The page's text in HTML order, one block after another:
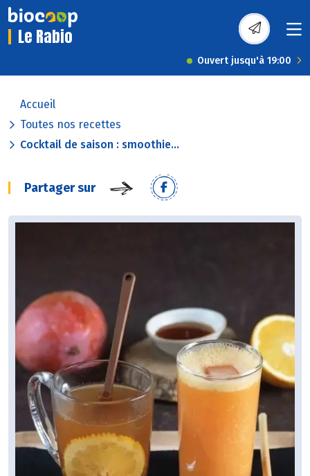
Le Rabio
Ouvert jusqu'à 19:00
Accueil
Toutes nos recettes
Cocktail de saison : smoothie...
Partager sur